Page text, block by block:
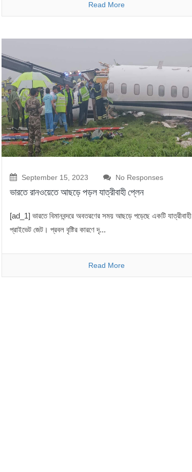
Read More
September 15, 2023 No Responses
ভারতে রানওয়েতে আছড়ে পড়ল যাত্রীবাহী প্লেন
[ad_1] ভারতে বিমানবন্দরে অবতরণের সময় আছড়ে পড়েছে একটি যাত্রীবাহী
প্রাইভেট জেট। প্রবল বৃষ্টির কারণে দৃ...
Read More